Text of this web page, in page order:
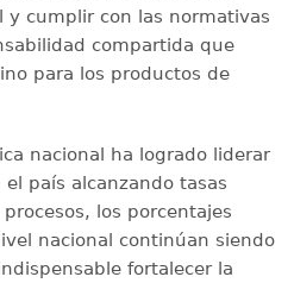
y cumplir con las normativas
compartida que
para los productos de
nacional ha logrado liderar
país alcanzando tasas
los porcentajes
nacional continúan siendo
fortalecer la